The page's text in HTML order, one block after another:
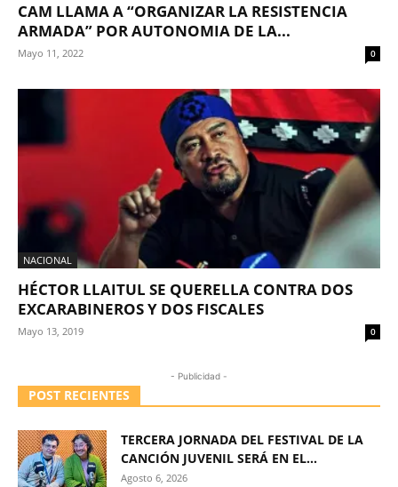
CAM LLAMA A “ORGANIZAR LA RESISTENCIA
ARMADA” POR AUTONOMIA DE LA...
Mayo 11, 2022 0
NACIONAL
HÉCTOR LLAITUL SE QUERELLA CONTRA DOS
EXCARABINEROS Y DOS FISCALES
Mayo 13, 2019 0
- Publicidad -
POST RECIENTES
TERCERA JORNADA DEL FESTIVAL DE LA
CANCIÓN JUVENIL SERÁ EN EL...
Agosto 6, 2026